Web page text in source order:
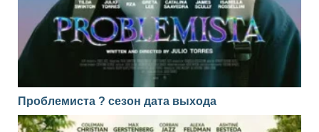
Проблемиста ? сезон дата выхода